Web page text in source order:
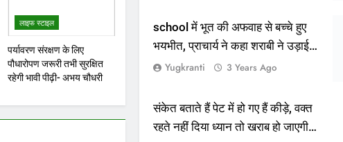
रहेगी भावी पीढ़ी- अभय चौधरी
संकेत बताते हैं पेट में हो गए हैं कीड़े, वक्त
रहते नहीं दिया ध्यान तो खराब हो जाएगी